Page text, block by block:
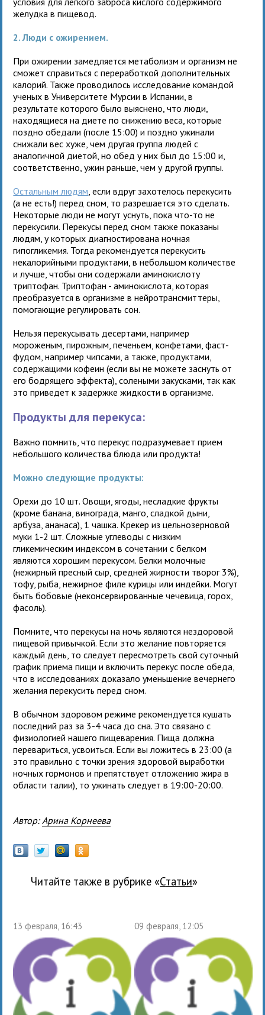
желудка в пищевод.
2. Люди с ожирением.
При ожирении замедляется метаболизм и организм не
сможет справиться с переработкой дополнительных
калорий. Также проводилось исследование командой
ученых в Университете Мурсии в Испании, в
результате которого было выяснено, что люди,
находящиеся на диете по снижению веса, которые
поздно обедали (после 15:00) и поздно ужинали
снижали вес хуже, чем другая группа людей с
аналогичной диетой, но обед у них был до 15:00 и,
соответственно, ужин раньше, чем у другой группы.
Остальным людям , если вдруг захотелось перекусить
(а не есть!) перед сном, то разрешается это сделать.
Некоторые люди не могут уснуть, пока что-то не
перекусили. Перекусы перед сном также показаны
людям, у которых диагностирована ночная
гипогликемия. Тогда рекомендуется перекусить
некалорийными продуктами, в небольшом количестве
и лучше, чтобы они содержали аминокислоту
триптофан. Триптофан - аминокислота, которая
преобразуется в организме в нейротрансмиттеры,
помогающие регулировать сон.
Нельзя перекусывать десертами, например
мороженым, пирожным, печеньем, конфетами, фаст-
фудом, например чипсами, а также, продуктами,
содержащими кофеин (если вы не можете заснуть от
его бодрящего эффекта), солеными закусками, так как
это приведет к задержке жидкости в организме.
Продукты для перекуса:
Важно помнить, что перекус подразумевает прием
небольшого количества блюда или продукта!
Можно следующие продукты:
Орехи до 10 шт. Овощи, ягоды, несладкие фрукты
(кроме банана, винограда, манго, сладкой дыни,
арбуза, ананаса), 1 чашка. Крекер из цельнозерновой
муки 1-2 шт. Сложные углеводы с низким
гликемическим индексом в сочетании с белком
являются хорошим перекусом. Белки молочные
(нежирный пресный сыр, средней жирности творог 3%),
тофу, рыба, нежирное филе курицы или индейки. Могут
быть бобовые (неконсервированные чечевица, горох,
фасоль).
Помните, что перекусы на ночь являются нездоровой
пищевой привычкой. Если это желание повторяется
каждый день, то следует пересмотреть свой суточный
график приема пищи и включить перекус после обеда,
что в исследованиях доказало уменьшение вечернего
желания перекусить перед сном.
В обычном здоровом режиме рекомендуется кушать
последний раз за 3-4 часа до сна. Это связано с
физиологией нашего пищеварения. Пища должна
перевариться, усвоиться. Если вы ложитесь в 23:00 (а
это правильно с точки зрения здоровой выработки
ночных гормонов и препятствует отложению жира в
области талии), то ужинать следует в 19:00-20:00.
Автор: Арина Корнеева
Читайте также в рубрике « Статьи»
13 февраля, 16:43 09 февраля, 12:05